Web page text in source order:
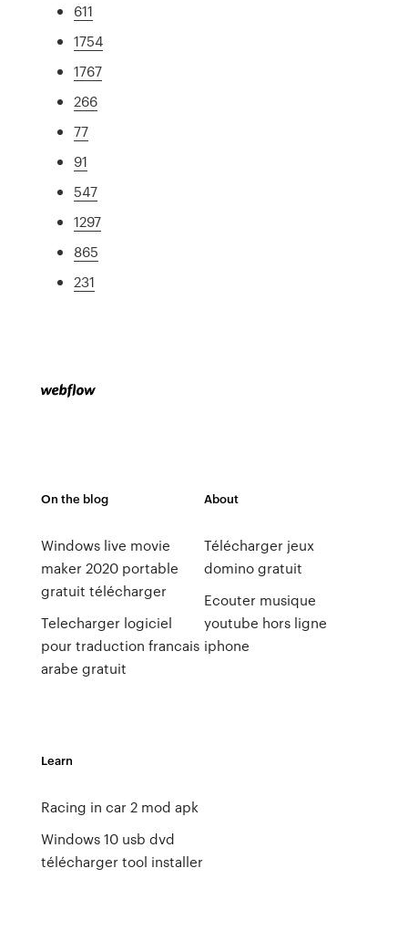
611
1754
1767
266
77
91
547
1297
865
231
On the blog
Windows live movie
maker 2020 portable
gratuit télécharger
Telecharger logiciel
pour traduction francais
arabe gratuit
About
Télécharger jeux
domino gratuit
Ecouter musique
youtube hors ligne
iphone
Learn
Racing in car 2 mod apk
Windows 10 usb dvd
télécharger tool installer